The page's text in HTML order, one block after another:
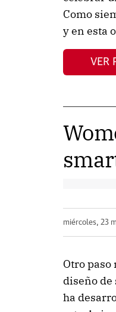
Como
y en esta
VER
miércoles, 23
Otro paso
diseño de
ha